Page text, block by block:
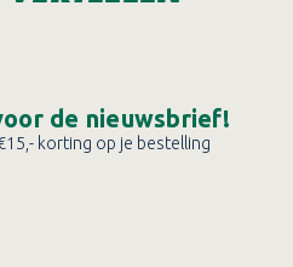
de nieuwsbrief!
korting op je bestelling